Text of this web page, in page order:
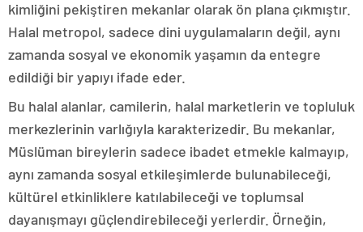
kimliğini pekiştiren mekanlar olarak ön plana çıkmıştır.
Halal metropol, sadece dini uygulamaların değil, aynı
zamanda sosyal ve ekonomik yaşamın da entegre
edildiği bir yapıyı ifade eder.
Bu halal alanlar, camilerin, halal marketlerin ve topluluk
merkezlerinin varlığıyla karakterizedir. Bu mekanlar,
Müslüman bireylerin sadece ibadet etmekle kalmayıp,
aynı zamanda sosyal etkileşimlerde bulunabileceği,
kültürel etkinliklere katılabileceği ve toplumsal
dayanışmayı güçlendirebileceği yerlerdir. Örneğin,